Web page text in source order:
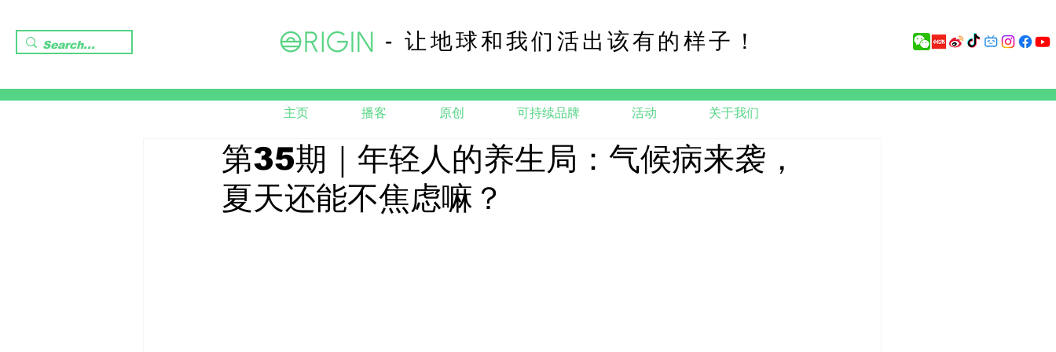
- 让地球和我们活出该有的样子！
主页 播客 原创 可持续品牌 活动 关于我们
第35期｜年轻人的养生局：气候病来袭，
夏天还能不焦虑嘛？